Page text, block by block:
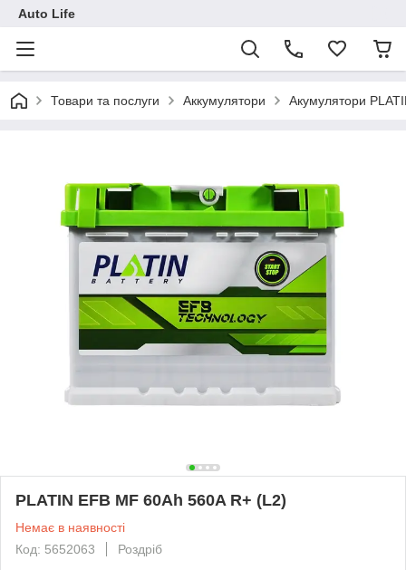
Auto Life
Товари та послуги Аккумулятори Акумулятори
PLATIN EFB MF 60Ah 560A R+ (L2)
Немає в наявності
Код: 5652063
Роздріб